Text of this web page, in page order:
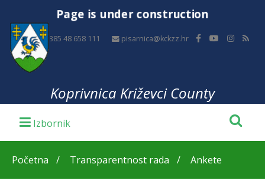
Page is under construction
+385 48 658 111 pisarnica@kckzz.hr
Koprivnica Križevci County
Početna Transparentnost rada Ankete